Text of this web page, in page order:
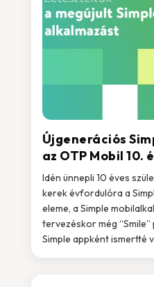
Újgenerációs
az OTP Mobil
Idén ünnepli 10 éves
kerek évfordulóra a
eleme, a Simple
tervezéskor még
Simple appként ismertté